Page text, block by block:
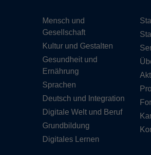
Mensch und
Gesellschaft
Kultur und Gestalten
Gesundheit und
Ernährung
Sprachen
Deutsch und Integration
Digitale Welt und Beruf
Grundbildung
Digitales Lernen